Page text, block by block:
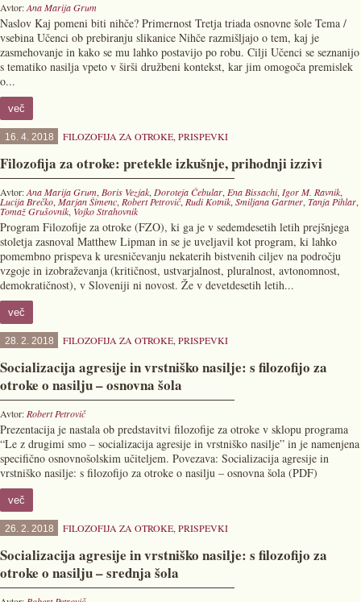
Avtor:Ana Marija Grum
Naslov Kaj pomeni biti nihče? Primernost Tretja triada osnovne šole Tema /
vsebina Učenci ob prebiranju slikanice Nihče razmišljajo o tem, kaj je
zasmehovanje in kako se mu lahko postavijo po robu. Cilji Učenci se seznanijo
s tematiko nasilja vpeto v širši družbeni kontekst, kar jim omogoča premislek
o...
več
16. 4. 2018 FILOZOFIJA ZA OTROKE, PRISPEVKI
Filozofija za otroke: pretekle izkušnje, prihodnji izzivi
Avtor:Ana Marija Grum, Boris Vezjak, Doroteja Čebular, Ena Bissachi, Igor M. Ravnik,
Lucija Brečko, Marjan Šimenc, Robert Petrovič, Rudi Kotnik, Smiljana Gartner, Tanja Pihlar,
Tomaž Grušovnik, Vojko Strahovnik
Program Filozofije za otroke (FZO), ki ga je v sedemdesetih letih prejšnjega
stoletja zasnoval Matthew Lipman in se je uveljavil kot program, ki lahko
pomembno prispeva k uresničevanju nekaterih bistvenih ciljev na področju
vzgoje in izobraževanja (kritičnost, ustvarjalnost, pluralnost, avtonomnost,
demokratičnost), v Sloveniji ni novost. Že v devetdesetih letih...
več
28. 2. 2018 FILOZOFIJA ZA OTROKE, PRISPEVKI
Socializacija agresije in vrstniško nasilje: s filozofijo za
otroke o nasilju – osnovna šola
Avtor: Robert Petrovič
Prezentacija je nastala ob predstavitvi filozofije za otroke v sklopu programa
“Le z drugimi smo – socializacija agresije in vrstniško nasilje” in je namenjena
specifično osnovnošolskim učiteljem. Povezava: Socializacija agresije in
vrstniško nasilje: s filozofijo za otroke o nasilju – osnovna šola (PDF)
več
26. 2. 2018 FILOZOFIJA ZA OTROKE, PRISPEVKI
Socializacija agresije in vrstniško nasilje: s filozofijo za
otroke o nasilju – srednja šola